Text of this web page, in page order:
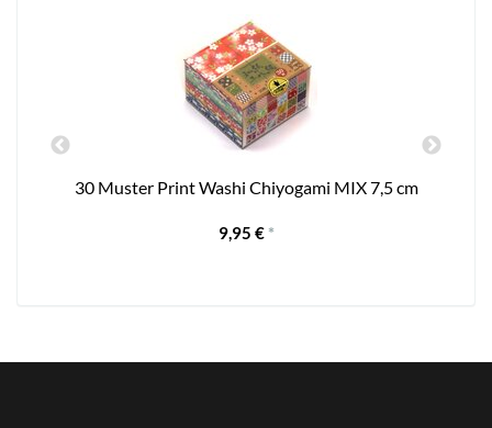
30 Muster Print Washi Chiyogami MIX 7,5 cm
9,95 € *